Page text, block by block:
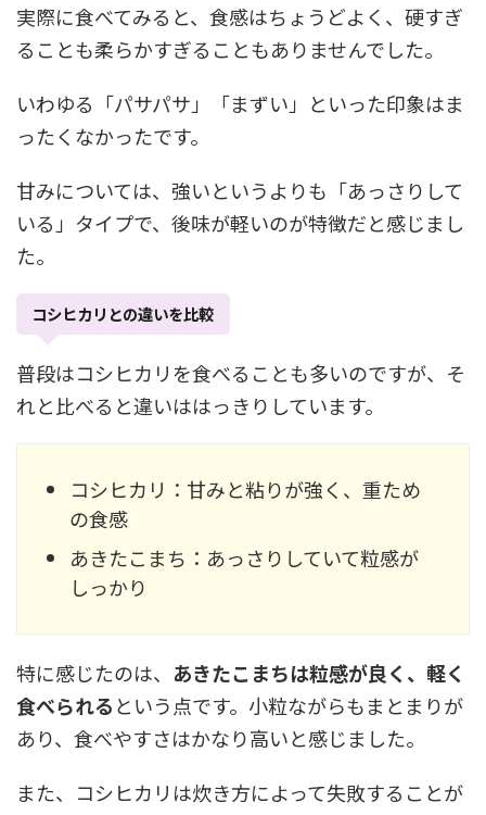
実際に食べてみると、食感はちょうどよく、硬すぎ
ることも柔らかすぎることもありませんでした。
いわゆる「パサパサ」「まずい」といった印象はま
ったくなかったです。
甘みについては、強いというよりも「あっさりして
いる」タイプで、後味が軽いのが特徴だと感じまし
た。
コシヒカリとの違いを比較
普段はコシヒカリを食べることも多いのですが、そ
れと比べると違いははっきりしています。
コシヒカリ：甘みと粘りが強く、重ため
の食感
あきたこまち：あっさりしていて粒感が
しっかり
特に感じたのは、 あきたこまちは粒感が良く、軽く
食べられるという点です。小粒ながらもまとまりが
あり、食べやすさはかなり高いと感じました。
また、コシヒカリは炊き方によって失敗することが